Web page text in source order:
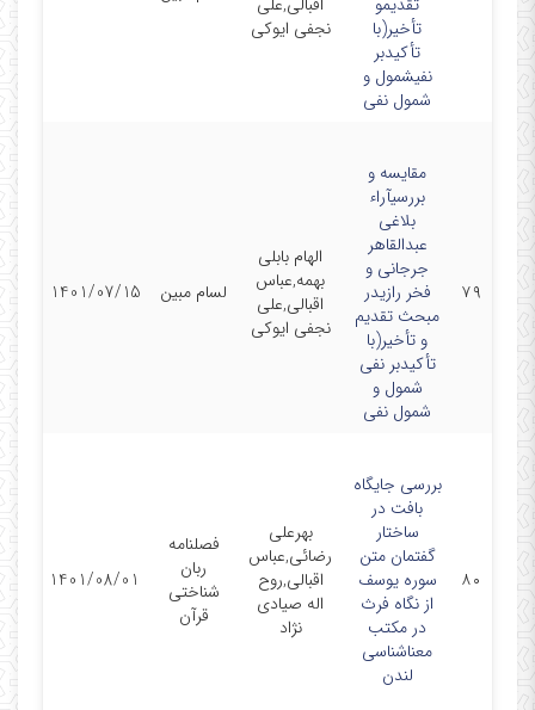
تأخیر(با
تأکیدبر
نفیشمول و
شمول نفی
نجفی ایوکی
۷۹
مقایسه و
بررسیآراء
بلاغی
عبدالقاهر
جرجانی و
فخر رازیدر
مبحث تقدیم
و تأخیر(با
تأکیدبر نفی
شمول و
شمول نفی
الهام بابلی
بهمه,عباس
اقبالی,علی
نجفی ایوکی
لسام مبین 1401/07/15
۸۰
بررسی جایگاه
بافت در
ساختار
گفتمان متن
سوره یوسف
از نگاه فرث
در مکتب
معناشناسی
لندن
بهرعلی
رضائی,عباس
اقبالی,روح
اله صیادی
نژاد
فصلنامه
ربان
شناختی
قرآن
1401/08/01